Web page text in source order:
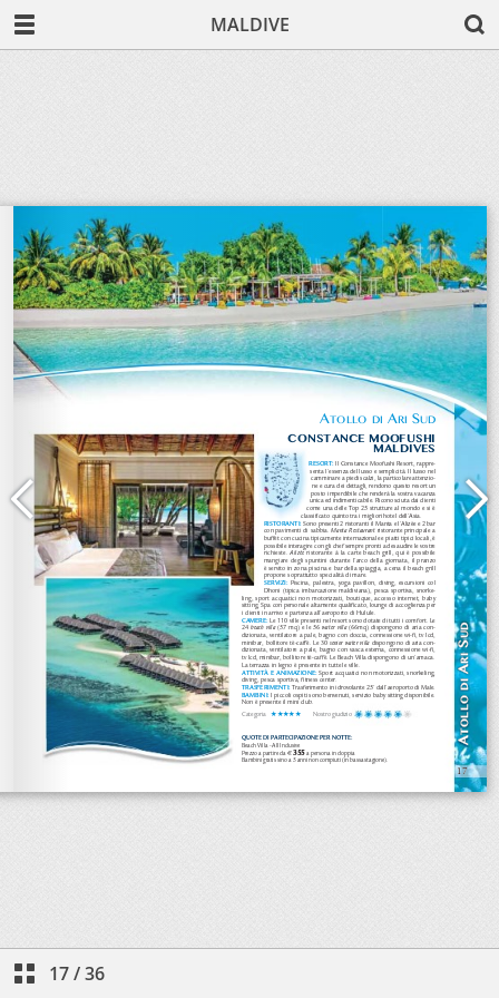
MALDIVE
17/36